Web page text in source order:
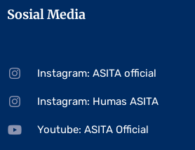
Sosial Media
Instagram: ASITA official
Instagram: Humas ASITA
Youtube: ASITA Official